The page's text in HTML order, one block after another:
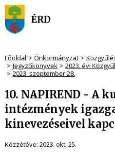
Főoldal Önkormányzat
Jegyzőkönyvek
2023. évi
2023. szeptember 28.
10. NAPIREND - A
intézmények
kinevezéseivel
Közzétéve: 2023. okt. 25.